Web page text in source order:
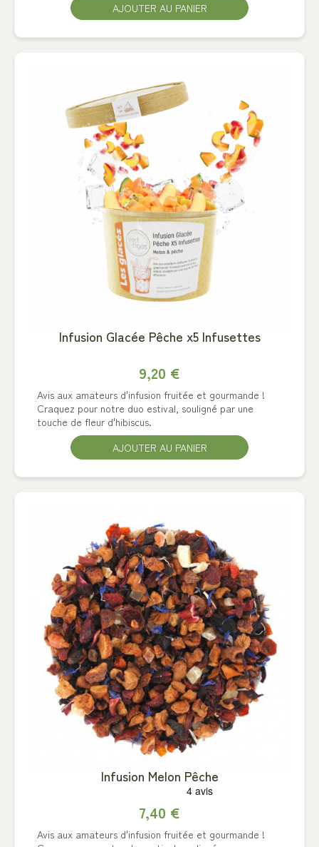
AJOUTER AU PANIER
Infusion Glacée Pêche x5 Infusettes
9,20 €
Avis aux amateurs d'infusion fruitée et gourmande !
Craquez pour notre duo estival, souligné par une
touche de fleur d'hibiscus.
AJOUTER AU PANIER
Infusion Melon Pêche
7,40 €
Avis aux amateurs d'infusion fruitée et gourmande !